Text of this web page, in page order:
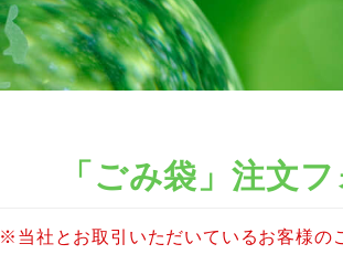
「ごみ袋」注文
※当社とお取引いただいているお客様の